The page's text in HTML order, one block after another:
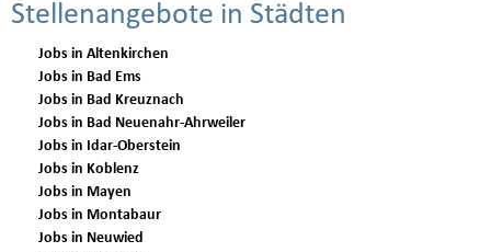
Stellenangebote in Städten
Jobs in Altenkirchen
Jobs in Bad Ems
Jobs in Bad Kreuznach
Jobs in Bad Neuenahr-Ahrweiler
Jobs in Idar-Oberstein
Jobs in Koblenz
Jobs in Mayen
Jobs in Montabaur
Jobs in Neuwied